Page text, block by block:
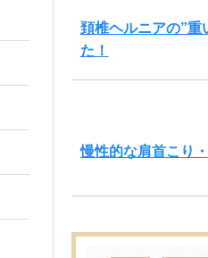
頚椎ヘルニアの”重
た！
慢性的な肩首こり